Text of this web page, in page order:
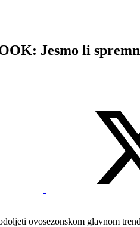
Jesmo li
ovosezonskom glavnom